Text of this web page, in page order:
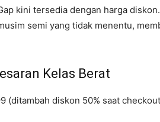
kini tersedia dengan harga
semi yang tidak menentu,
Kelas Berat
(ditambah diskon 50% saat